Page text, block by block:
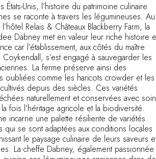
États-Unis, l’histoire du patrimoine culinaire
se raconte à travers les légumineuses. Au
Relais & Châteaux Blackberry Farm, la
Dabney met en valeur leur riche histoire
car l’établissement, aux côtés du maître
Coykendall, s’est engagé à sauvegarder les
La ferme préserve ainsi des
oubliées comme les haricots crowder et les
depuis des siècles. Ces variétés
naturellement et conservées avec
fois l’héritage agricole et la biodiversité.
incarne une palette résiliente de variétés
qui se sont adaptées aux conditions locales
le paysage culinaire de leurs saveurs
La cheffe Dabney, également passionnée